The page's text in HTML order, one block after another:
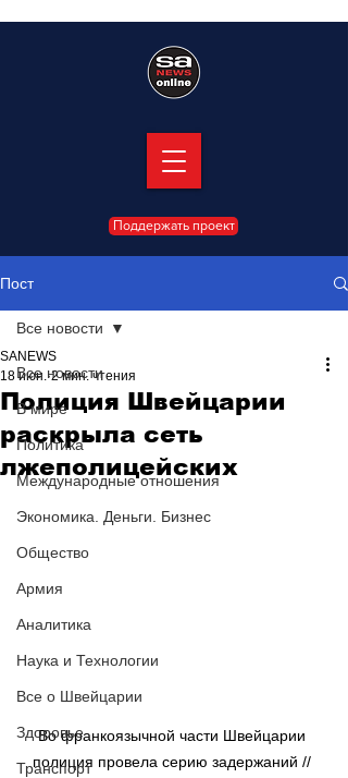
Поддержать проект
Пост
Все новости
В мире
Политика
Международные отношения
Экономика. Деньги. Бизнес
Общество
Армия
Аналитика
Наука и Технологии
Все о Швейцарии
Здоровье
Транспорт
Все новости
Полиция Швейцарии
раскрыла сеть
лжеполицейских
SANEWS
18 июн. 2 мин. чтения
Во франкоязычной части Швейцарии
полиция провела серию задержаний //